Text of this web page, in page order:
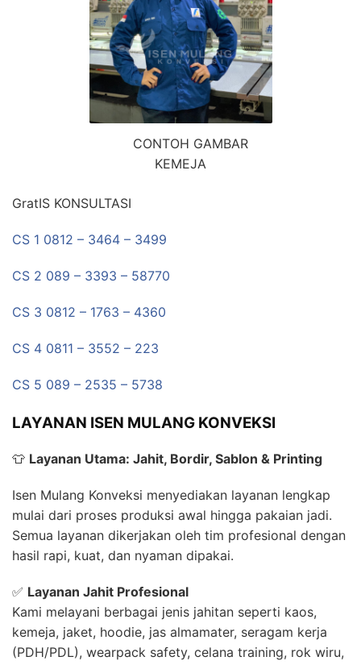
CONTOH GAMBAR
KEMEJA
GratIS KONSULTASI
CS 1 0812 – 3464 – 3499
CS 2 089 – 3393 – 58770
CS 3 0812 – 1763 – 4360
CS 4 0811 – 3552 – 223
CS 5 089 – 2535 – 5738
LAYANAN ISEN MULANG KONVEKSI
👕 Layanan Utama: Jahit, Bordir, Sablon & Printing
Isen Mulang Konveksi menyediakan layanan lengkap
mulai dari proses produksi awal hingga pakaian jadi.
Semua layanan dikerjakan oleh tim profesional dengan
hasil rapi, kuat, dan nyaman dipakai.
✅ Layanan Jahit Profesional
Kami melayani berbagai jenis jahitan seperti kaos,
kemeja, jaket, hoodie, jas almamater, seragam kerja
(PDH/PDL), wearpack safety, celana training, rok wiru,